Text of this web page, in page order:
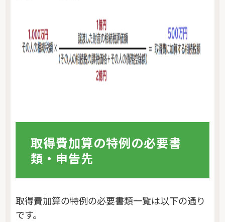
取得費加算の特例の必要書
類・申告先
取得費加算の特例の必要書類一覧は以下の通り
です。